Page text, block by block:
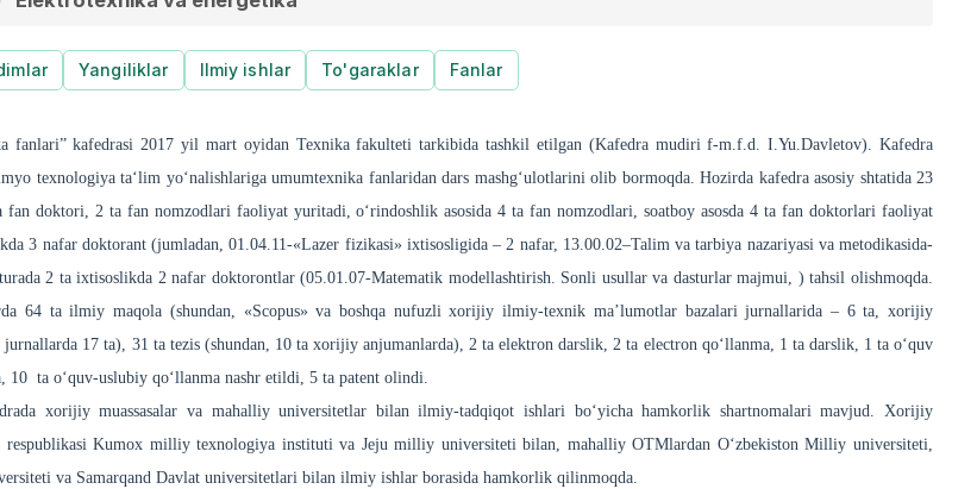
Yangiliklar Ilmiy ishlar To'garaklar Fanlar
fanlari” kafedrasi 2017 yil mart oyidan Texnika fakulteti tarkibida tashkil etilgan (Kafedra mudiri f-m.f.d. I.Yu.Davletov). Kafedra
texnologiya ta‘lim yo‘nalishlariga umumtexnika fanlaridan dars mashg‘ulotlarini olib bormoqda. Hozirda kafedra asosiy shtatida 23
doktori, 2 ta fan nomzodlari faoliyat yuritadi, o‘rindoshlik asosida 4 ta fan nomzodlari, soatboy asosda 4 ta fan doktorlari faoliyat
3 nafar doktorant (jumladan, 01.04.11-«Lazer fizikasi» ixtisosligida – 2 nafar, 13.00.02–Talim va tarbiya nazariyasi va metodikasida-
2 ta ixtisoslikda 2 nafar doktorontlar (05.01.07-Matematik modellashtirish. Sonli usullar va dasturlar majmui, ) tahsil olishmoqda.
64 ta ilmiy maqola (shundan, «Scopus» va boshqa nufuzli xorijiy ilmiy-texnik ma’lumotlar bazalari jurnallarida – 6 ta, xorijiy
17 ta), 31 ta tezis (shundan, 10 ta xorijiy anjumanlarda), 2 ta elektron darslik, 2 ta electron qo‘llanma, 1 ta darslik, 1 ta o‘quv
10 ta o‘quv-uslubiy qo‘llanma nashr etildi, 5 ta patent olindi.
xorijiy muassasalar va mahalliy universitetlar bilan ilmiy-tadqiqot ishlari bo‘yicha hamkorlik shartnomalari mavjud. Xorijiy
respublikasi Kumox milliy texnologiya instituti va Jeju milliy universiteti bilan, mahalliy OTMlardan O‘zbekiston Milliy universiteti,
va Samarqand Davlat universitetlari bilan ilmiy ishlar borasida hamkorlik qilinmoqda.